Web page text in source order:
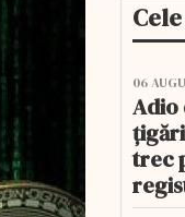
06
Adio
țigări
trec